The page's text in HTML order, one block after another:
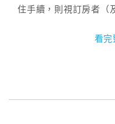
住手續，則視訂房者（
三、退房手續
看完